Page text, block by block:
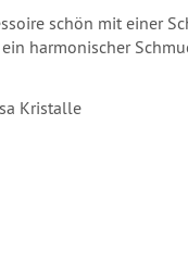
schön mit einer
harmonischer
Kristalle